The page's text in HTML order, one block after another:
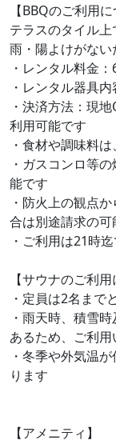
【BBQのご利用に
テラスのタイル
雨・陽よけがない
・レンタル料金：
・レンタル器具
・決済方法：現
利用可能です
・食材や調味料
・ガスコンロ等
能です
・防火上の観点
合は別途請求の可
・ご利用は21時
【サウナのご利用
・定員は2名まで
・雨天時、積雪
あるため、ご利
・冬季や外気温
ります
【アメニティ】